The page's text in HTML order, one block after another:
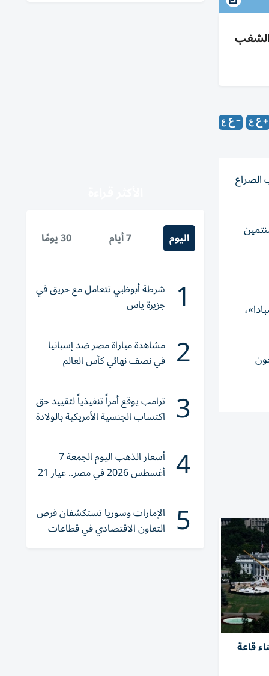
السيطرة على الشغب
قاعة
اليوم 7 أيام 30 يومًا
1 شرطة أبوظبي تتعامل مع حريق في
جزيرة ياس
2 مشاهدة مباراة مصر ضد إسبانيا
في نصف نهائي كأس العالم
لناشئات اليد 2026
3 ترامب يوقع أمراً تنفيذياً لتقييد حق
اكتساب الجنسية الأمريكية بالولادة
4 أسعار الذهب اليوم الجمعة 7
أغسطس 2026 في مصر.. عيار 21
يقترب من هذا الرقم
5 الإمارات وسوريا تستكشفان فرص
التعاون الاقتصادي في قطاعات